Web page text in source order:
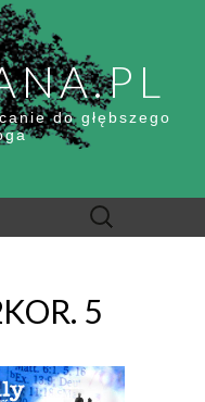
do głębszego
Szukaj:
5